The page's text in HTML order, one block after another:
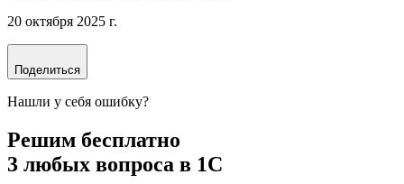
20 октября 2025 г.
Поделиться
Нашли у себя ошибку?
Решим бесплатно
3 любых вопроса в 1С